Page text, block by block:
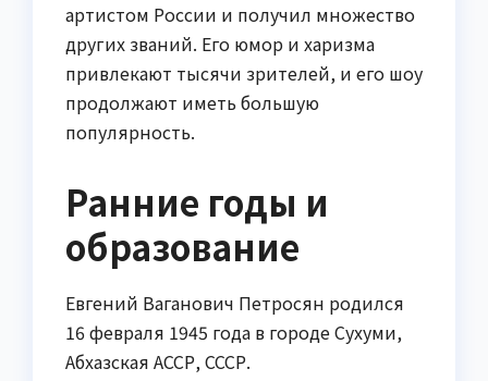
артистом России и получил множество
других званий. Его юмор и харизма
привлекают тысячи зрителей, и его шоу
продолжают иметь большую
популярность.
Ранние годы и
образование
Евгений Ваганович Петросян родился
16 февраля 1945 года в городе Сухуми,
Абхазская АССР, СССР.